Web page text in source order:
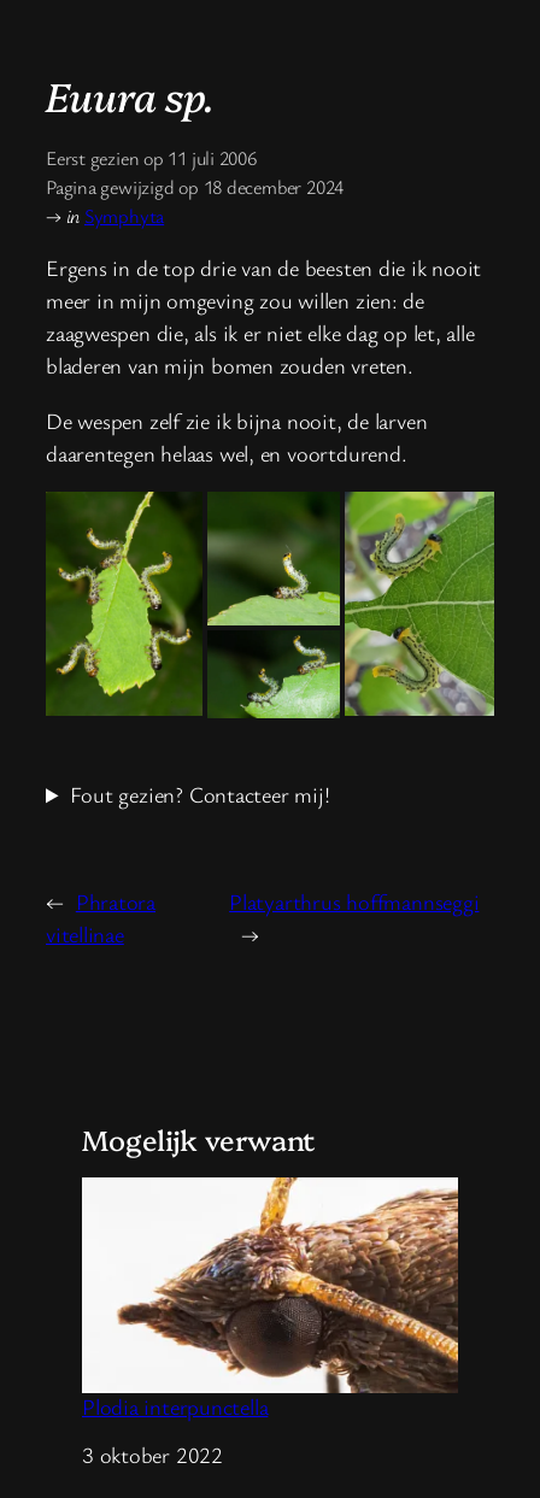
Euura sp.
Eerst gezien op 11 juli 2006
Pagina gewijzigd op 18 december 2024
→ in Symphyta
Ergens in de top drie van de beesten die ik nooit
meer in mijn omgeving zou willen zien: de
zaagwespen die, als ik er niet elke dag op let, alle
bladeren van mijn bomen zouden vreten.
De wespen zelf zie ik bijna nooit, de larven
daarentegen helaas wel, en voortdurend.
Fout gezien? Contacteer mij!
← Phratora
vitellinae
Platyarthrus hoffmannseggi
→
Mogelijk verwant
Plodia interpunctella
Datum
3 oktober 2022